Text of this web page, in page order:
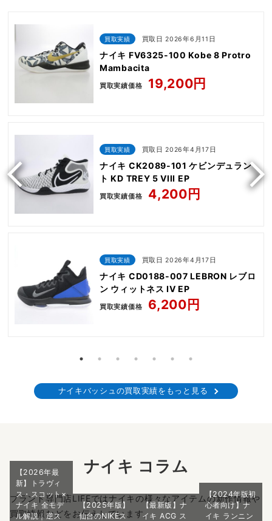
買取実績 買取日 2026年6月11日
ナイキ FV6325-100 Kobe 8 Protro
Mambacita
買取実績価格 19,200円
買取実績 買取日 2026年4月17日
ナイキ CK2089-101 ケビンデュラン
ト KD TREY 5 VIII EP
買取実績価格 4,200円
買取実績 買取日 2026年4月17日
ナイキ CD0188-007 LEBRON レブロ
ン ウィットネス IV EP
買取実績価格 6,200円
ナイキバッシュの買取実績をもっと見る
ナイキ コラム
ブランド専門店LIFEではナイキの様々なアイテムの新作情報や
買取情報などをお伝えしています。
【2026年最
新】トラヴィ
ス・スコット×
ナイキ 全モデ
ル解説｜逆ス
【2025年版】
仙台のNIKEス
【最新版】ナ
イキ ACG ス
【2024年版初
心者向け】ナ
イキ ランニン